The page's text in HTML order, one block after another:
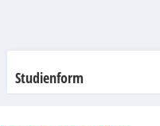
Studienform